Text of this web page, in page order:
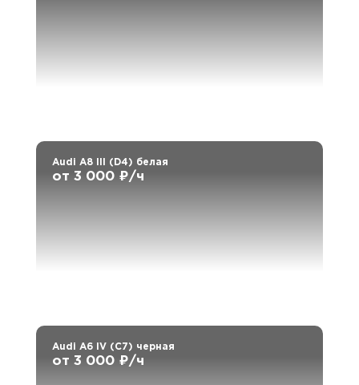
Audi A8 III (D4) белая
от 3 000 ₽/ч
Audi A6 IV (C7) черная
от 3 000 ₽/ч